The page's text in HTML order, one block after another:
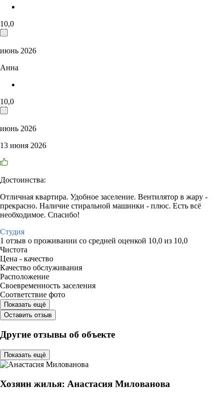
10,0
июнь 2026
Анна
10,0
июнь 2026
13 июня 2026
Достоинства:
Отличная квартира. Удобное заселение. Вентилятор в жару -
прекрасно. Наличие стиральной машинки - плюс. Есть всё
необходимое. Спасибо!
Студия
1 отзыв о проживании со средней оценкой 10,0 из 10,0
Чистота
Цена - качество
Качество обслуживания
Расположение
Своевременность заселения
Соответствие фото
Показать ещё
Оставить отзыв
Другие отзывы об объекте
Показать ещё
Хозяин жилья: Анастасия Милованова